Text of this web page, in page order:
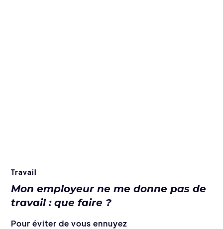
Travail
Mon employeur ne me donne pas de
travail : que faire ?
Pour éviter de vous ennuyez